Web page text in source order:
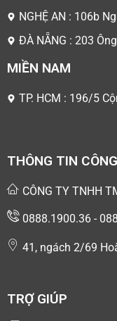
NGHỆ AN : 106b
ĐÀ NẴNG : 203
MIỀN NAM
TP. HCM : 196/5
THÔNG TIN
CÔNG TY TNHH
0888.1900.36 -
41, ngách 2/69
TRỢ GIÚP